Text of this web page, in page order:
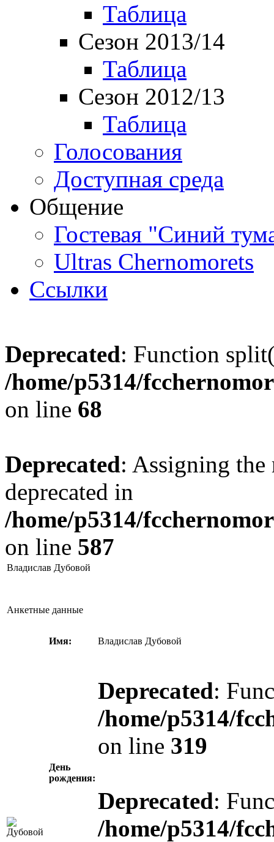
Таблица
Сезон 2013/14
Таблица
Сезон 2012/13
Таблица
Голосования
Доступная среда
Общение
Гостевая "Синий
Ultras Chernomorets
Ссылки
Deprecated: Function
/home/p5314/
on line 68
Deprecated: Assigning the
deprecated in
/home/p5314/
on line 587
Владислав Дубовой
Анкетные данные
Имя: Владислав Дубовой
День
рождения:
Deprecated:
/home/p5314/
on line 319
Deprecated:
/home/p5314/